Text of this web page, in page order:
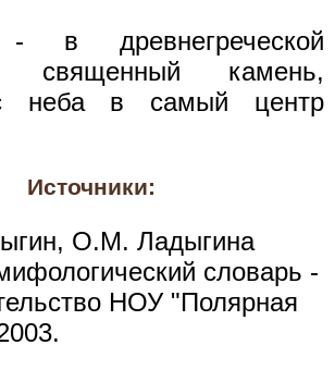
в древнегреческой
священный камень,
неба в самый центр
Источники:
О.М. Ладыгина
словарь -
НОУ "Полярная